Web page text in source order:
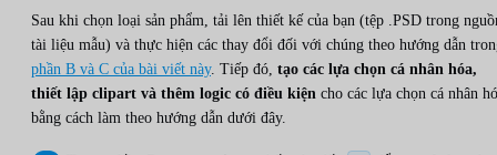
Sau khi chọn loại sản phẩm, tải lên thiết kế của bạn (tệp .PSD trong
tài liệu mẫu) và thực hiện các thay đổi đối với chúng theo hướng dẫn
phần B và C của bài viết này. Tiếp đó, tạo các lựa chọn cá nhân hóa,
thiết lập clipart và thêm logic có điều kiện cho các lựa chọn cá nhân
bằng cách làm theo hướng dẫn dưới đây.